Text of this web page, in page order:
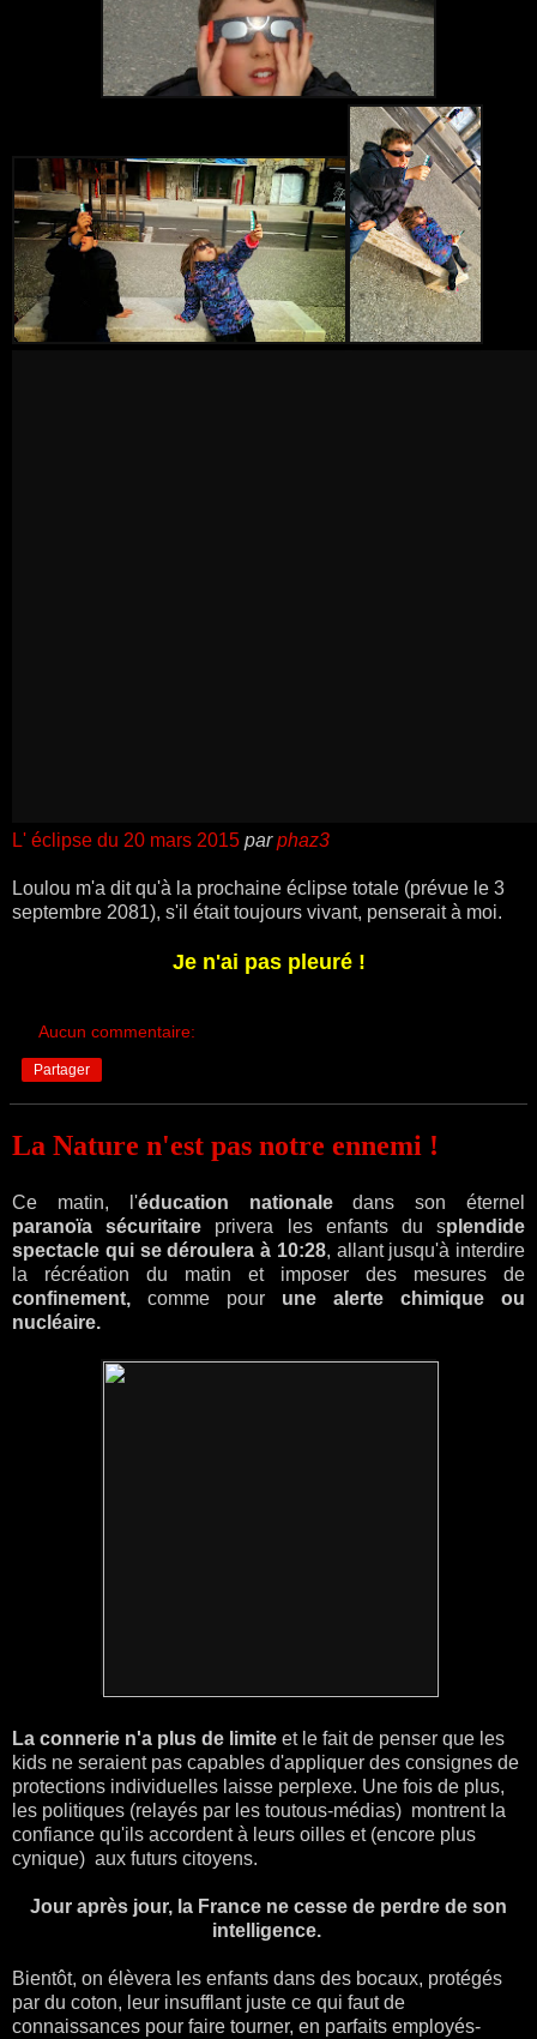
L' éclipse du 20 mars 2015 parphaz3
Loulou m'a dit qu'à la prochaine éclipse totale (prévue le 3
septembre 2081), s'il était toujours vivant, penserait à moi.
Je n'ai pas pleuré !
Aucun commentaire:
Partager
La Nature n'est pas notre ennemi !
Ce matin, l'éducation nationaledans son éternel
paranoïasécuritaire privera les enfants du splendide
spectacle qui se déroulera à 10:28, allant jusqu'à interdire
la récréation du matin et imposer des mesures de
confinement, comme pour une alerte chimique ou
nucléaire.
La connerie n'a plus de limite et le fait de penser que les
kids ne seraient pas capables d'appliquer des consignes de
protections individuelles laisse perplexe. Une fois de plus,
les politiques (relayés par les toutous-médias) montrent la
confiance qu'ils accordent à leurs oilles et (encore plus
cynique) aux futurs citoyens.
Jour après jour, la France ne cesse de perdre de son
intelligence.
Bientôt, on élèvera les enfants dans des bocaux, protégés
par du coton, leur insufflant juste ce qui faut de
connaissances pour faire tourner, en parfaits employés-